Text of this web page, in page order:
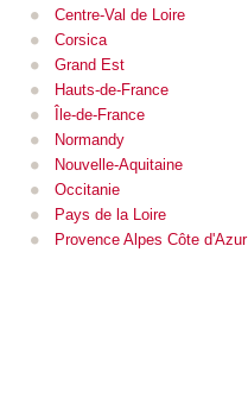
Centre-Val de Loire
Corsica
Grand Est
Hauts-de-France
Île-de-France
Normandy
Nouvelle-Aquitaine
Occitanie
Pays de la Loire
Provence Alpes Côte d'Azur